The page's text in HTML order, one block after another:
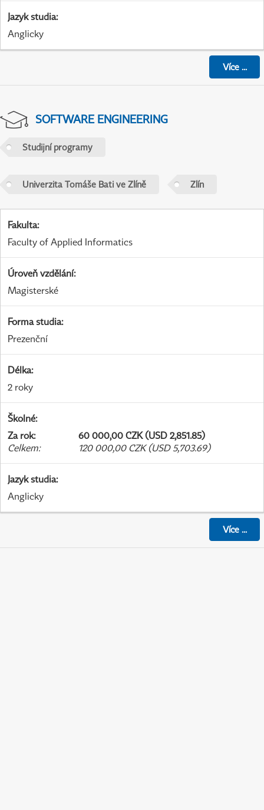
Jazyk studia:
Anglicky
Více...
SOFTWARE ENGINEERING
Studijní programy
Univerzita Tomáše Bati ve Zlíně Zlín
Fakulta:
Faculty of Applied Informatics
Úroveň vzdělání:
Magisterské
Forma studia:
Prezenční
Délka:
2 roky
Školné:
Za rok:
60 000,00 CZK (USD 2,851.85)
Celkem: 120 000,00 CZK (USD 5,703.69)
Jazyk studia:
Anglicky
Více...